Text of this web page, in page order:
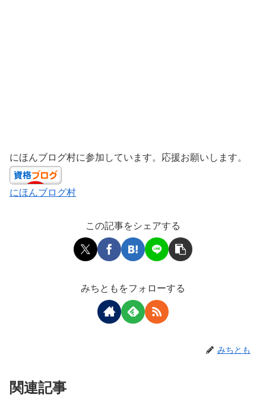
にほんブログ村に参加しています。応援お願いします。
にほんブログ村
この記事をシェアする
みちともをフォローする
みちとも
関連記事